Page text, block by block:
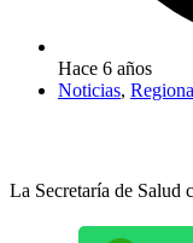
Hace 6 años
Noticias,
La Secretaría de Salud